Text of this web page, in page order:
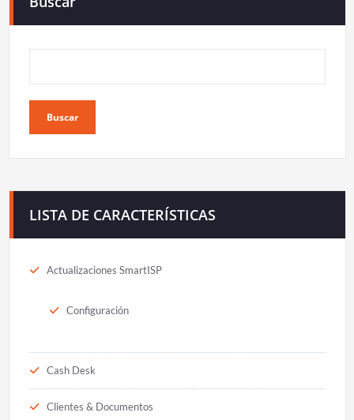
Buscar
LISTA DE CARACTERÍSTICAS
Actualizaciones SmartISP
Configuración
Cash Desk
Clientes & Documentos